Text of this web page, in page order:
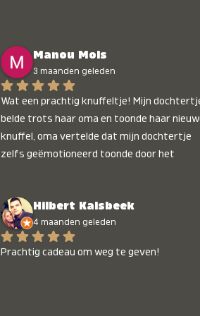
Manou Mols
3 maanden geleden
Wat een prachtig knuffeltje! Mijn
belde trots haar oma en toonde haar
knuffel, oma vertelde dat mijn dochtertje
zelfs geëmotioneerd toonde door het
Hilbert Kalsbeek
4 maanden geleden
Prachtig cadeau om weg te geven!